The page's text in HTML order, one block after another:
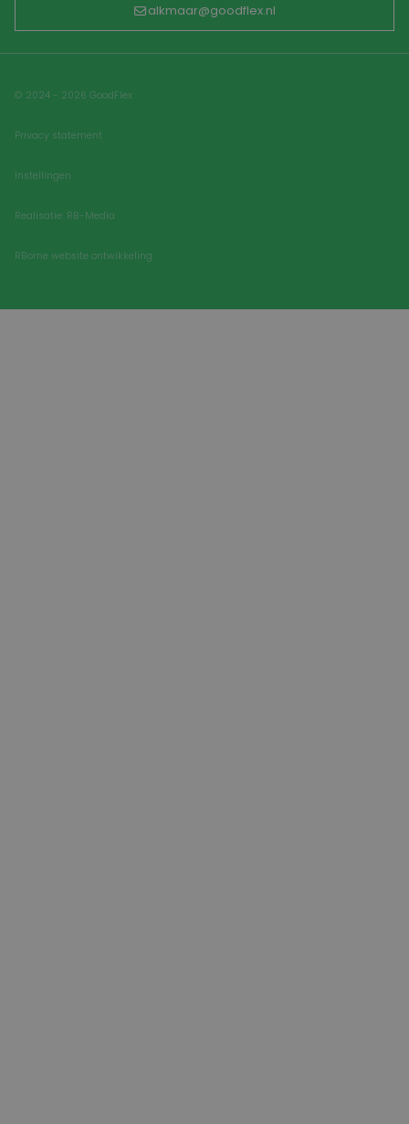
alkmaar@goodflex.nl
© 2024 - 2026 GoodFlex
Privacy statement
Instellingen
Realisatie: RB-Media
RBorne website ontwikkeling